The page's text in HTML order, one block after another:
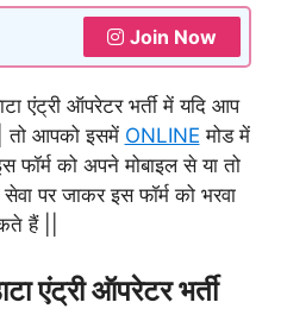
Join Now
एंट्री ऑपरेटर भर्ती में यदि आप
तो आपको इसमें ONLINE मोड में
को अपने मोबाइल से या तो
पर जाकर इस फॉर्म को भरवा
हैं ||
एंट्री ऑपरेटर भर्ती